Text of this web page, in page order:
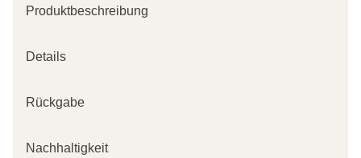
Produktbeschreibung
Details
Rückgabe
Nachhaltigkeit